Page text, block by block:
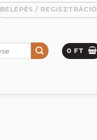
BELÉPÉS / REGISZTRÁCIÓ
0 FT